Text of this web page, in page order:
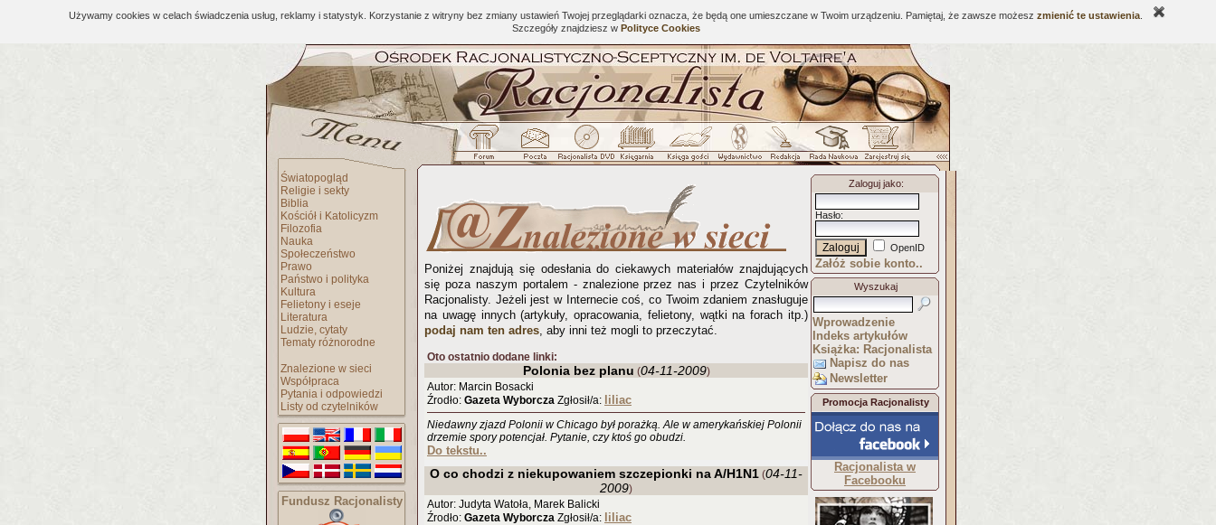
Używamy cookies w celach świadczenia usług, reklamy i statystyk. Korzystanie z witryny bez zmiany ustawień Twojej przeglądarki oznacza, że będą one umieszczane w Twoim urządzeniu. Pamiętaj, że zawsze możesz zmienić te ustawienia
Szczegóły znajdziesz w Polityce Cookies
Światopogląd
Religie i sekty
Biblia
Kościół i Katolicyzm
Filozofia
Nauka
Społeczeństwo
Prawo
Państwo i polityka
Kultura
Felietony i eseje
Literatura
Ludzie, cytaty
Tematy różnorodne
Znalezione w sieci
Współpraca
Pytania i odpowiedzi
Listy od czytelników
Fundusz Racjonalisty
Poniżej znajdują się odesłania do ciekawych materiałów znajdujących
się poza naszym portalem - znalezione przez nas i przez Czytelników
Racjonalisty. Jeżeli jest w Internecie coś, co Twoim zdaniem znasługuje
na uwagę innych (artykuły, opracowania, felietony, wątki na forach itp.)
podaj nam ten adres, aby inni też mogli to przeczytać.
Oto ostatnio dodane linki:
Polonia bez planu (04-11-2009)
Autor: Marcin Bosacki
Źrodło: Gazeta Wyborcza Zgłosił/a: liliac
Niedawny zjazd Polonii w Chicago był porażką. Ale w amerykańskiej Polonii
drzemie spory potencjał. Pytanie, czy ktoś go obudzi.
Do tekstu..
O co chodzi z niekupowaniem szczepionki na A/H1N1 (04-11-
2009)
Autor: Judyta Watoła, Marek Balicki
Źrodło: Gazeta Wyborcza Zgłosił/a: liliac
Zaloguj jako:
Hasło:
OpenID
Załóż sobie konto..
Wyszukaj
Wprowadzenie
Indeks artykułów
Książka: Racjonalista
Napisz do nas
Newsletter
Promocja Racjonalisty
Racjonalista w
Facebooku